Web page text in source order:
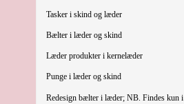
Tasker i skind og læder
Bælter i læder og skind
Læder produkter i kernelæder
Punge i læder og skind
Redesign bælter i læder; NB. Findes kun i